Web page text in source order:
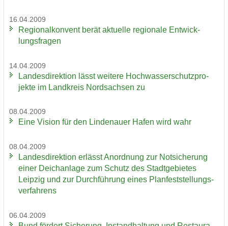
16.04.2009
Re­gio­nal­kon­vent berät ak­tu­el­le re­gio­na­le Ent­wick­
lungs­fra­gen
14.04.2009
Lan­des­di­rek­ti­on lässt wei­te­re Hoch­was­ser­schutz­pro­
jek­te im Land­kreis Nord­sach­sen zu
08.04.2009
Eine Vi­si­on für den Lin­de­nau­er Hafen wird wahr
08.04.2009
Lan­des­di­rek­ti­on er­lässt An­ord­nung zur Not­si­che­rung
einer Deich­an­la­ge zum Schutz des Stadt­ge­bie­tes
Leip­zig und zur Durch­füh­rung eines Plan­fest­stel­lungs­
ver­fah­rens
06.04.2009